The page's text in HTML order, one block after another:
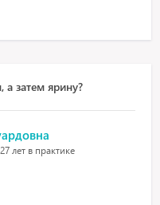
затем ярину?
лет в практике